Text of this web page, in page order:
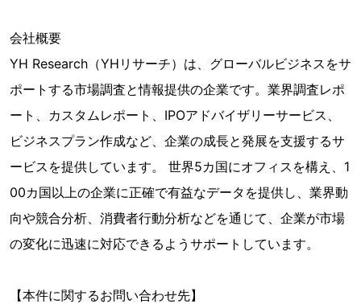
会社概要
YH Research（YHリサーチ）は、グローバルビジネスをサ
ポートする市場調査と情報提供の企業です。業界調査レポ
ート、カスタムレポート、IPOアドバイザリーサービス、
ビジネスプラン作成など、企業の成長と発展を支援するサ
ービスを提供しています。 世界5カ国にオフィスを構え、1
00カ国以上の企業に正確で有益なデータを提供し、業界動
向や競合分析、消費者行動分析などを通じて、企業が市場
の変化に迅速に対応できるようサポートしています。
【本件に関するお問い合わせ先】